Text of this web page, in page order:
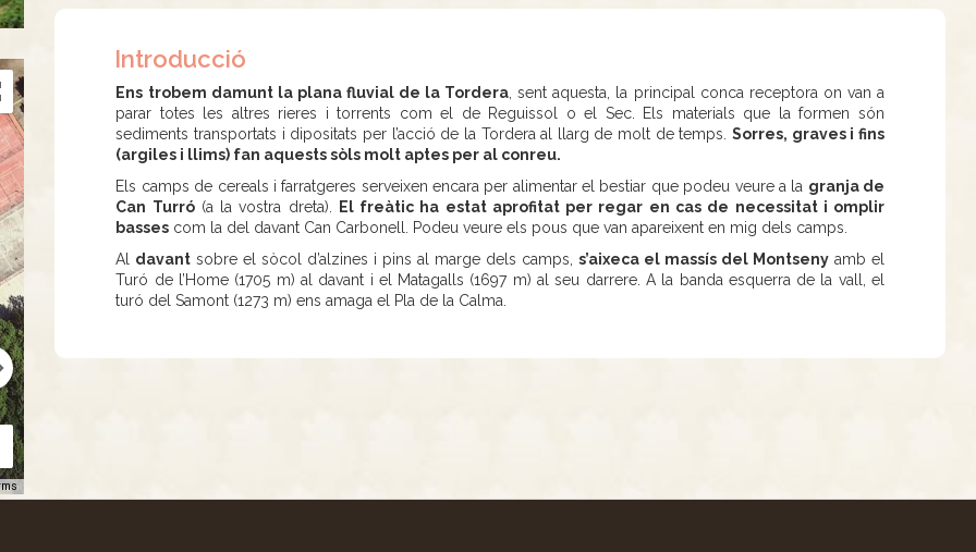
Introducció
Ens trobem damunt la plana fluvial de la Tordera , sent aquesta, la principal conca receptora on van a
parar totes les altres rieres i torrents com el de Reguissol o el Sec. Els materials que la formen són
sediments transportats i dipositats per l’acció de la Tordera al llarg de molt de temps.Sorres, graves i fins
(argiles i llims) fan aquests sòls molt aptes per al conreu.
Els camps de cereals i farratgeres serveixen encara per alimentar el bestiar que podeu veure a la granja de
Can Turró(a la vostra dreta).
El freàtic ha estat aprofitat per regar en cas de necessitat i omplir
basses com la del davant Can Carbonell. Podeu veure els pous que van apareixent en mig dels camps.
Al davant sobre el sòcol d’alzines i pins al marge dels camps,s’aixeca el massís del Montseny amb el
Turó de l’Home (1705 m) al davant i el Matagalls (1697 m) al seu darrere. A la banda esquerra de la vall, el
turó del Samont (1273 m) ens amaga el Pla de la Calma.